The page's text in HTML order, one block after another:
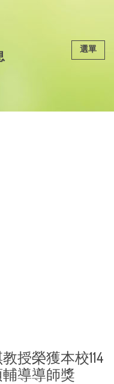
選單
授榮獲本校114
導導師獎